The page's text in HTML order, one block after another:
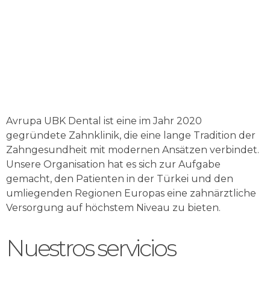
Avrupa UBK Dental ist eine im Jahr 2020
gegründete Zahnklinik, die eine lange Tradition der
Zahngesundheit mit modernen Ansätzen verbindet.
Unsere Organisation hat es sich zur Aufgabe
gemacht, den Patienten in der Türkei und den
umliegenden Regionen Europas eine zahnärztliche
Versorgung auf höchstem Niveau zu bieten.
Nuestros servicios